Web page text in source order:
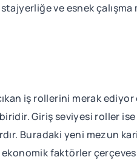
ve esnek
iş rollerini merak
Giriş seviyesi roller
Buradaki yeni mezun
faktörler